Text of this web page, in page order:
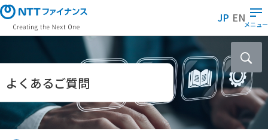
メ
イ
ン
ン
ン
ツ
JP ENメニュー
よくあるご質問